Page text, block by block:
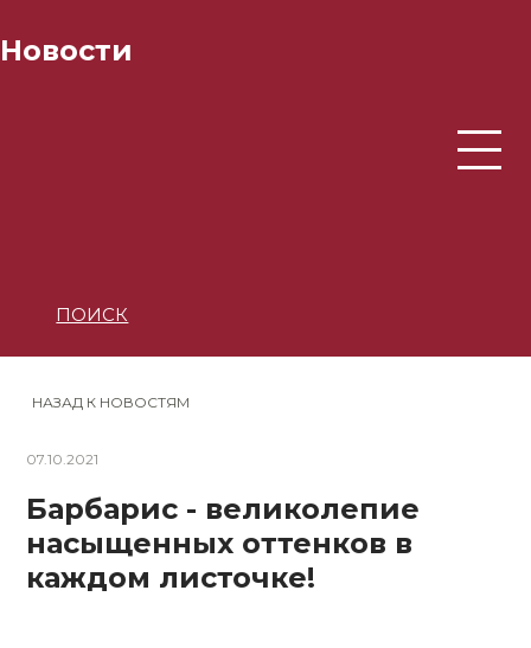
Новости
ПОИСК
НАЗАД К НОВОСТЯМ
07.10.2021
Барбарис - великолепие
насыщенных оттенков в
каждом листочке!